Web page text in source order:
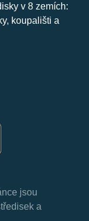
v 8 zemích:
koupališti a
jsou
a